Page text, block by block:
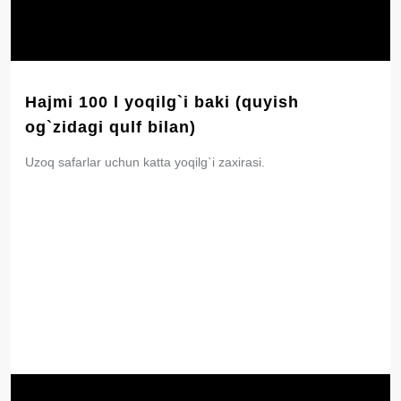
Hajmi 100 l yoqilg`i baki (quyish
og`zidagi qulf bilan)
Uzoq safarlar uchun katta yoqilg`i zaxirasi.